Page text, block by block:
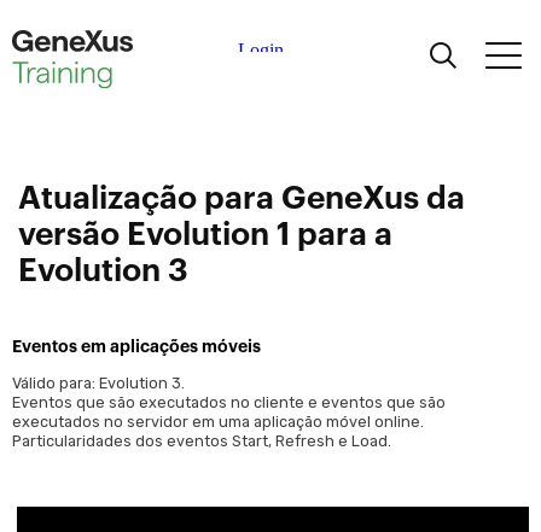
Certificações
Universidades
Ajuda
Atualização para GeneXus da
versão Evolution 1 para a
Evolution 3
Eventos em aplicações móveis
Válido para: Evolution 3.
Eventos que são executados no cliente e eventos que são
executados no servidor em uma aplicação móvel online.
Particularidades dos eventos Start, Refresh e Load.